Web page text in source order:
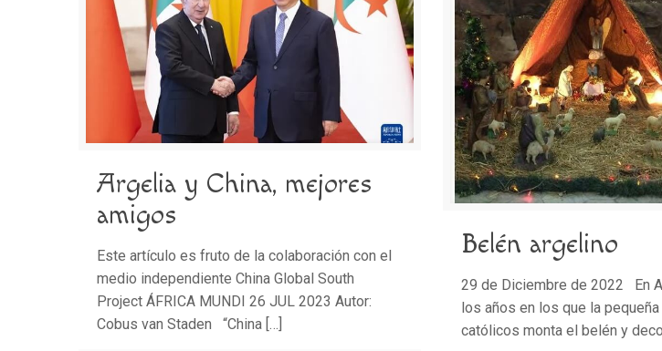
Argelia y China, mejores
amigos
Este artículo es fruto de la colaboración con el
medio independiente China Global South
Project ÁFRICA MUNDI 26 JUL 2023 Autor:
Cobus van Staden “China […]
Belén argelino
29 de Diciembre de 2022 En
los años en los que la
católicos monta el belén y